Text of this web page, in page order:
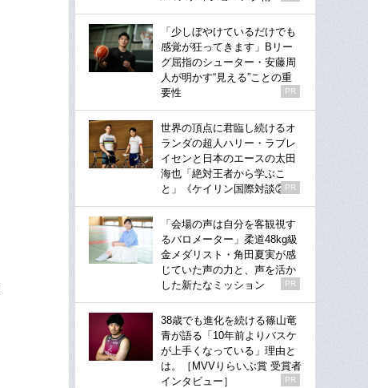
「少しぼやけているだけでも
感覚が狂ってきます」Bリー
グ屈指のシューター・安藤周
人が明かす“見える”ことの重
要性
PR
世界の頂点に君臨し続けるオ
ランダの超人ハリー・ラブレ
イセンと日本のエースの太田
海也「絶対王者から学ぶこ
と」《ケイリン国際対談②》
PR
「会場の声は自分を客観視す
るバロメーター」柔道48kg級
金メダリスト・角田夏実が感
じていた声の力と、声を活か
した新たなミッション
PR
38歳でも進化を続ける篠山竜
青が語る「10年前よりバスケ
が上手くなっている」理由と
は。［MVVりらいぶ賞 受賞者
インタビュー］
PR